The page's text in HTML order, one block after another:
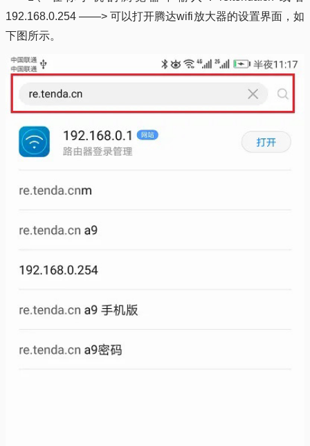
192.168.0.254 ——> 可以打开腾达wifi放大器的设置界面，如
下图所示。